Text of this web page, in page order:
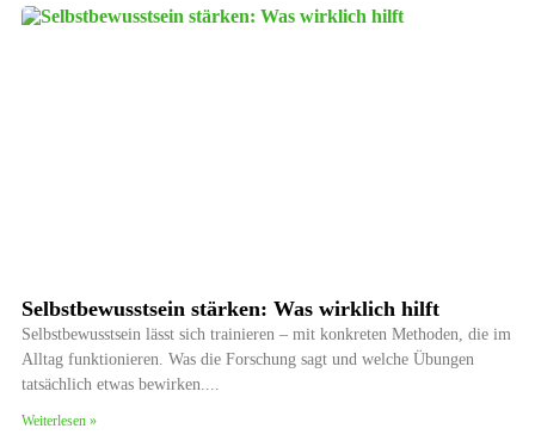
Selbstbewusstsein stärken: Was wirklich hilft
Selbstbewusstsein lässt sich trainieren – mit konkreten Methoden, die im
Alltag funktionieren. Was die Forschung sagt und welche Übungen
tatsächlich etwas bewirken.
Weiterlesen »